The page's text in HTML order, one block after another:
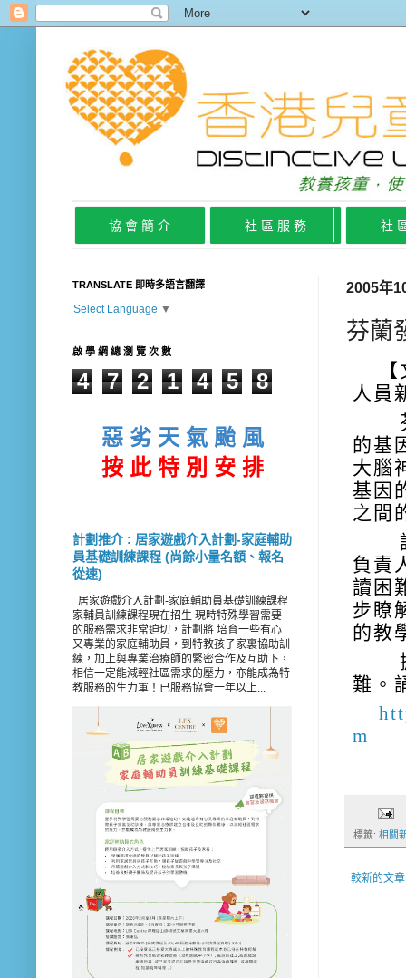
協 會 簡 介 社 區 服 務 社
2005年
芬蘭
人員
的基
大腦
基因
之間
負責
讀困
步瞭
的教
難。
m
標籤: 相關
較新的文章
TRANSLATE 即時多語言翻譯
Select Language ▼
啟 學 網 總 瀏 覽 次 數
4 7 2 1 4 5 8
惡 劣 天 氣 颱 風
按 此 特 別 安 排
計劃推介 : 居家遊戲介入計劃-家庭輔助
員基礎訓練課程 (尚餘小量名額、報名
從速)
居家遊戲介入計劃-家庭輔助員基礎訓練課程
家輔員訓練課程現在招生 現時特殊學習需要
的服務需求非常迫切，計劃將 培育一些有心
又專業的家庭輔助員，到特教孩子家裏協助訓
練，加上與專業治療師的緊密合作及互助下，
相信一定能減輕社區需求的壓力，亦能成為特
教服務的生力軍！已服務協會一年以上...